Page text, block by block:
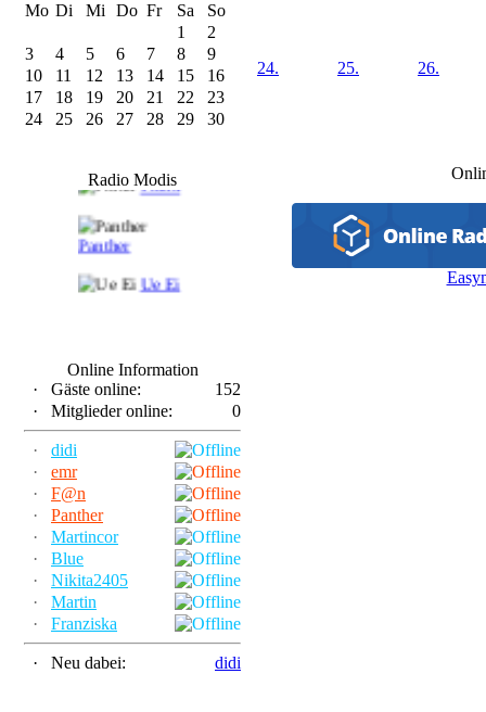
Mo Di Mi Do Fr Sa
So
1
2
3
4 5 6 7 8
9
10
11 12 13 14 15
16
17
18 19 20 21 22
23
24
25 26 27 28 29 30
Radio Modis
Frank
Panther
Ue Ei
Online Information
·
Gäste online:
152
·
Mitglieder online: 0
·
didi
·
emr
·
F@n
·
Panther
·
Martincor
·
Blue
·
Nikita2405
·
Martin
·
Franziska
· Neu dabei: didi
24. 25. 26.